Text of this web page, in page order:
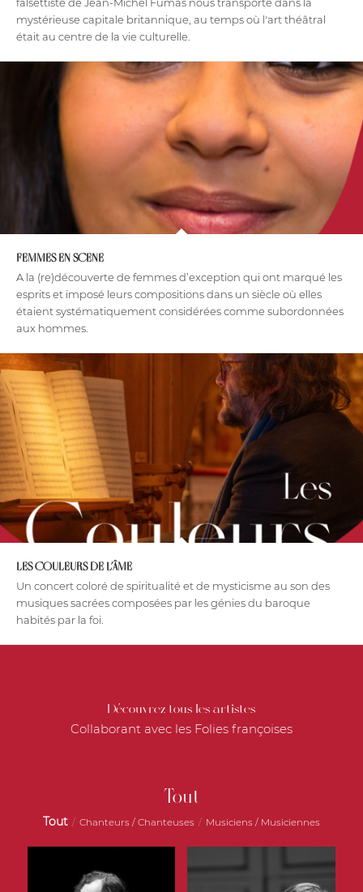
falsettiste de Jean-Michel Fumas nous transporte dans la
mystérieuse capitale britannique, au temps où l'art théâtral
était au centre de la vie culturelle.
FEMMES EN SCENE
A la (re)découverte de femmes d’exception qui ont marqué les
esprits et imposé leurs compositions dans un siècle où elles
étaient systématiquement considérées comme subordonnées
aux hommes.
LES COULEURS DE L’ÂME
Un concert coloré de spiritualité et de mysticisme au son des
musiques sacrées composées par les génies du baroque
habités par la foi.
Découvrez tous les artistes
Collaborant avec les Folies françoises
Tout
Tout / Chanteurs / Chanteuses / Musiciens / Musiciennes